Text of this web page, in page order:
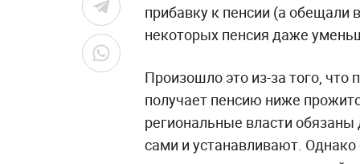
прибавку к пенсии (а обещали
некоторых пенсия даже
Произошло это из-за того,
получает пенсию ниже
региональные власти
сами и устанавливают. Однако